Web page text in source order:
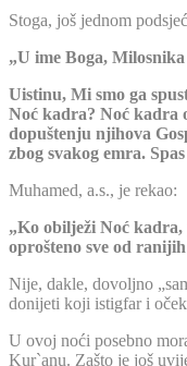
Stoga, još jednom
„U ime Boga,
Uistinu, Mi smo ga
Noć kadra? Noć kadra
dopuštenju njihova
zbog svakog emra.
Muhamed, a.s., je rekao:
„Ko obilježi Noć
oprošteno sve od
Nije, dakle, dovoljno
donijeti koji istigfar i
U ovoj noći posebno
Kur`anu. Zašto je još